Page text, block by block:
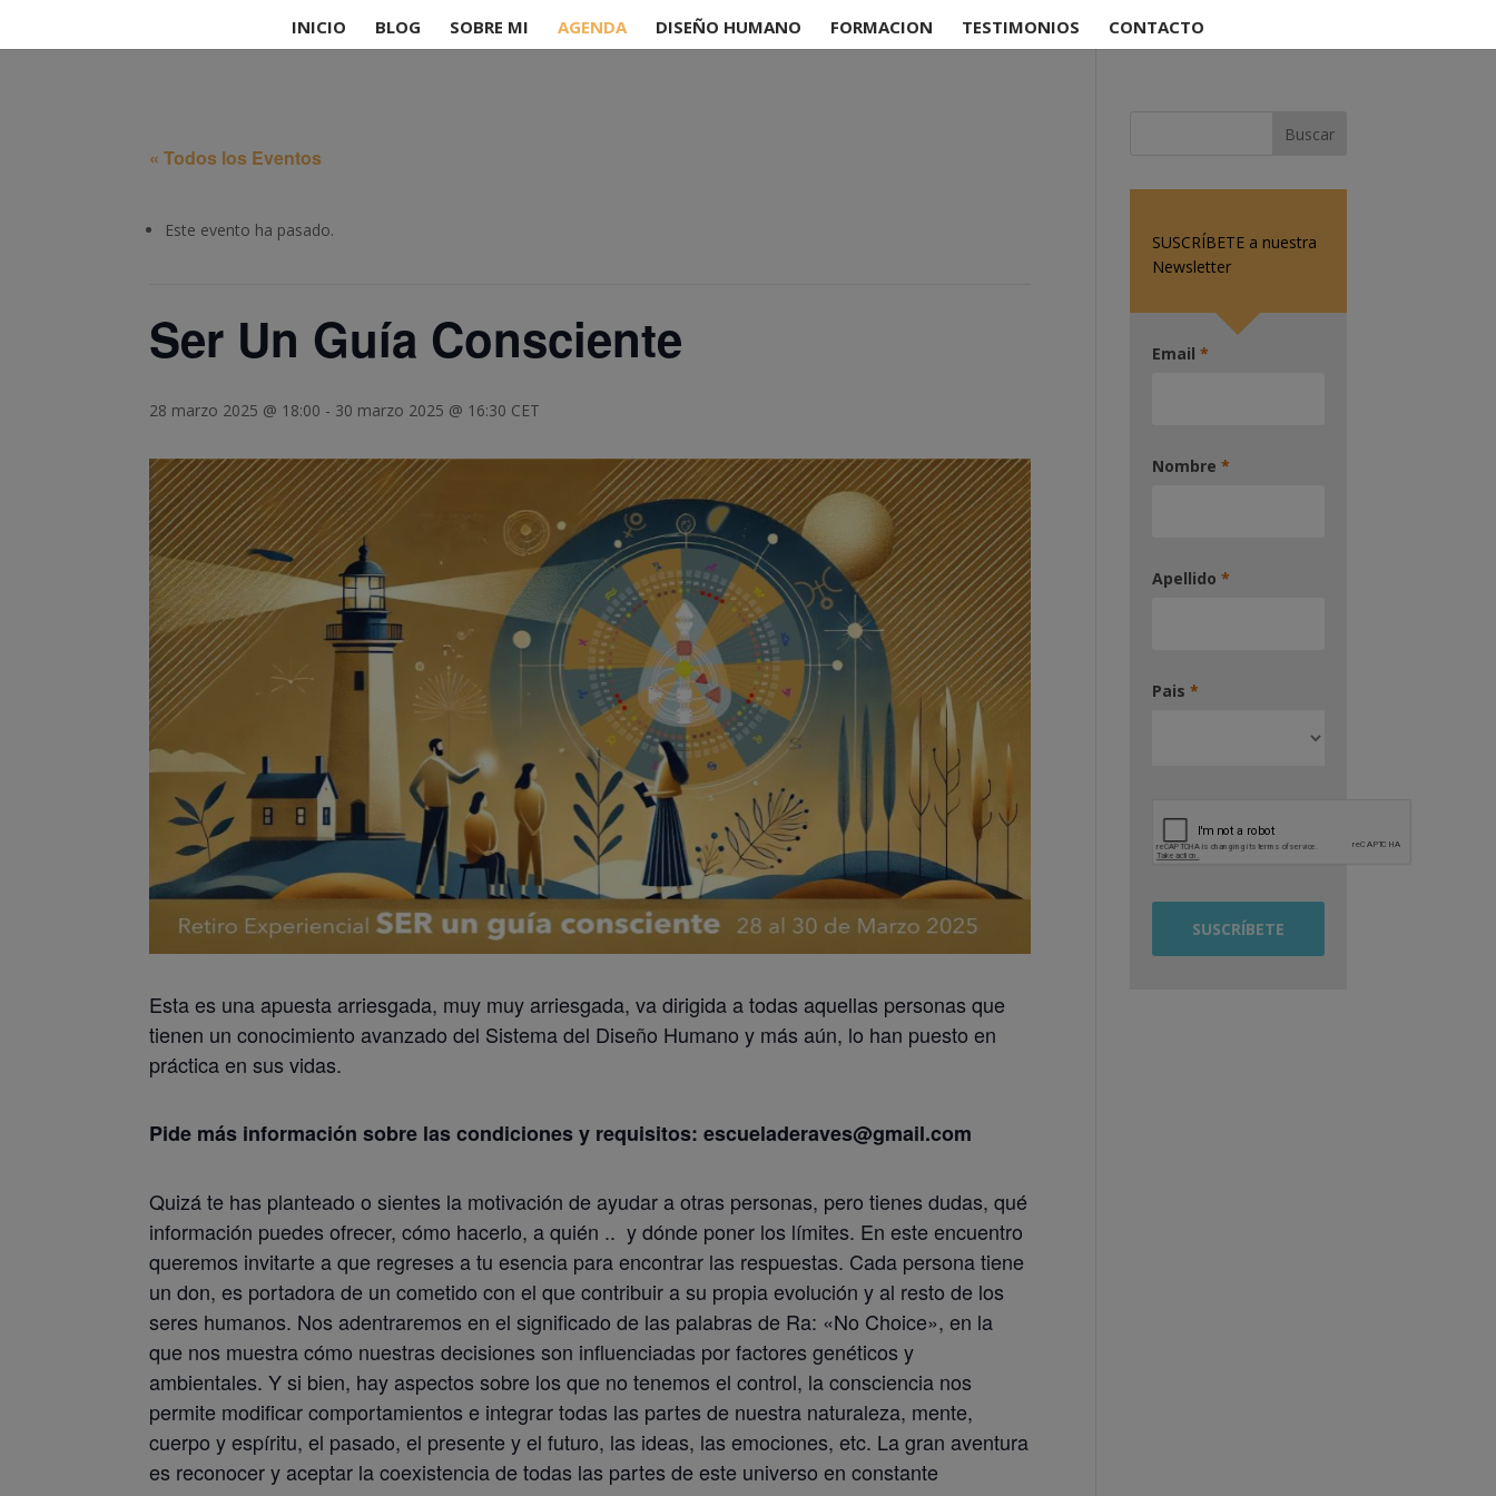
INICIO BLOG SOBRE MI AGENDA DISEÑO HUMANO FORMACION TESTIMONIOS CONTACTO
« Todos los Eventos
Este evento ha pasado.
Ser Un Guía Consciente
28 marzo 2025 @ 18:00 - 30 marzo 2025 @ 16:30 CET
Esta es una apuesta arriesgada, muy muy arriesgada, va dirigida a todas aquellas personas que
tienen un conocimiento avanzado del Sistema del Diseño Humano y más aún, lo han puesto en
práctica en sus vidas.
Pide más información sobre las condiciones y requisitos: escueladeraves@gmail.com
Quizá te has planteado o sientes la motivación de ayudar a otras personas, pero tienes dudas, qué
información puedes ofrecer, cómo hacerlo, a quién .. y dónde poner los límites. En este encuentro
queremos invitarte a que regreses a tu esencia para encontrar las respuestas. Cada persona tiene
un don, es portadora de un cometido con el que contribuir a su propia evolución y al resto de los
seres humanos. Nos adentraremos en el significado de las palabras de Ra: «No Choice», en la
que nos muestra cómo nuestras decisiones son influenciadas por factores genéticos y
ambientales. Y si bien, hay aspectos sobre los que no tenemos el control, la consciencia nos
permite modificar comportamientos e integrar todas las partes de nuestra naturaleza, mente,
cuerpo y espíritu, el pasado, el presente y el futuro, las ideas, las emociones, etc. La gran aventura
es reconocer y aceptar la coexistencia de todas las partes de este universo en constante
SUSCRÍBETE a nuestra
Newsletter
Email*
Nombre*
Apellido*
Pais*